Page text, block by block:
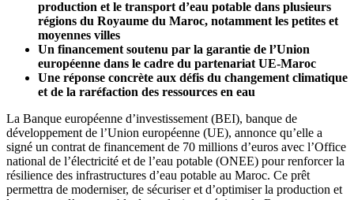
production et le transport d’eau potable dans plusieurs
régions du Royaume du Maroc, notamment les petites et
moyennes villes
Un financement soutenu par la garantie de l’Union
européenne dans le cadre du partenariat UE-Maroc
Une réponse concrète aux défis du changement climatique
et de la raréfaction des ressources en eau
La Banque européenne d’investissement (BEI), banque de
développement de l’Union européenne (UE), annonce qu’elle a
signé un contrat de financement de 70 millions d’euros avec l’Office
national de l’électricité et de l’eau potable (ONEE) pour renforcer la
résilience des infrastructures d’eau potable au Maroc. Ce prêt
permettra de moderniser, de sécuriser et d’optimiser la production et